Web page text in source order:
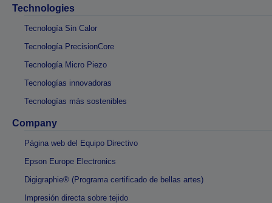
Technologies
Tecnología Sin Calor
Tecnología PrecisionCore
Tecnología Micro Piezo
Tecnologías innovadoras
Tecnologías más sostenibles
Company
Página web del Equipo Directivo
Epson Europe Electronics
Digigraphie® (Programa certificado de bellas artes)
Impresión directa sobre tejido